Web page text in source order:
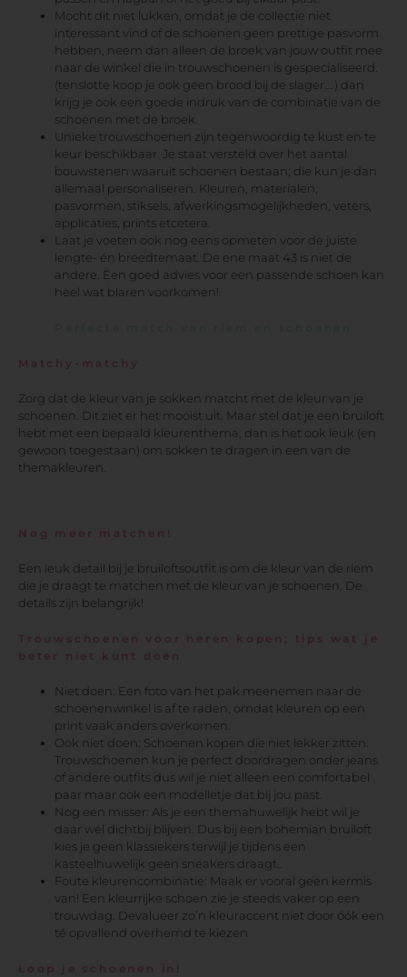
Mocht dit niet lukken, omdat je de collectie niet
interessant vind of de schoenen geen prettige pasvorm
hebben, neem dan alleen de broek van jouw outfit mee
naar de winkel die in trouwschoenen is gespecialiseerd.
(tenslotte koop je ook geen brood bij de slager….) dan
krijg je ook een goede indruk van de combinatie van de
schoenen met de broek.
Unieke trouwschoenen zijn tegenwoordig te kust en te
keur beschikbaar. Je staat versteld over het aantal
bouwstenen waaruit schoenen bestaan; die kun je dan
allemaal personaliseren. Kleuren, materialen,
pasvormen, stiksels, afwerkingsmogelijkheden, veters,
applicaties, prints etcetera.
Laat je voeten ook nog eens opmeten voor de juiste
lengte- én breedtemaat. De ene maat 43 is niet de
andere. Een goed advies voor een passende schoen kan
heel wat blaren voorkomen!
Matchy-matchy
Zorg dat de kleur van je sokken matcht met de kleur van je
schoenen. Dit ziet er het mooist uit. Maar stel dat je een bruiloft
hebt met een bepaald kleurenthema, dan is het ook leuk (en
gewoon toegestaan) om sokken te dragen in een van de
themakleuren.
Nog meer matchen!
Een leuk detail bij je bruiloftsoutfit is om de kleur van de riem
die je draagt te matchen met de kleur van je schoenen. De
details zijn belangrijk!
Trouwschoenen voor heren kopen; tips wat je
beter niet kunt doen
Niet doen: Een foto van het pak meenemen naar de
schoenenwinkel is af te raden, omdat kleuren op een
print vaak anders overkomen.
Ook niet doen: Schoenen kopen die niet lekker zitten.
Trouwschoenen kun je perfect doordragen onder jeans
of andere outfits dus wil je niet alleen een comfortabel
paar maar ook een modelletje dat bij jou past.
Nog een misser: Als je een themahuwelijk hebt wil je
daar wel dichtbij blijven. Dus bij een bohemian bruiloft
kies je geen klassiekers terwijl je tijdens een
kasteelhuwelijk geen sneakers draagt..
Foute kleurencombinatie: Maak er vooral geen kermis
van! Een kleurrijke schoen zie je steeds vaker op een
trouwdag. Devalueer zo’n kleuraccent niet door óók een
té opvallend overhemd te kiezen
Loop je schoenen in!